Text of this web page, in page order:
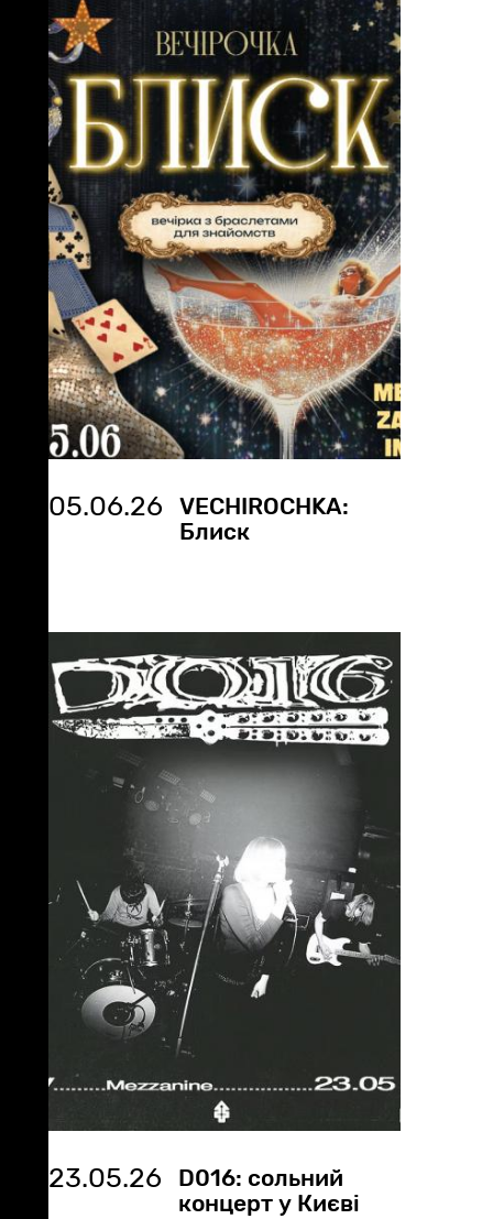
05.06.26
VECHIROCHKA:
Блиск
23.05.26
D016: сольний
концерт у Києві